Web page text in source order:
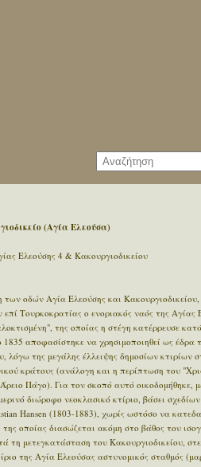
(Αγία Ελεούσα)
Ελεούσης 4 & Κακουργιοδικείου
οδών Αγία Ελεούσης και
επί Τουρκοκρατίας ο ενοριακός ναός της Αγίας
της οποίας η στέγη κατέρρευσε
αποφασίστηκε να χρησιμοποιηθεί ως έδρα
λόγω της μεγάλης έλλειψης δημοσίων κτιρίων
κράτους (ανάλογη και η περίπτωση του
Πάγο). Για τον σκοπό αυτό οικοδομήθηκε,
διώροφο νεοκλασικό κτίριο, βάσει
Hansen (1803-1883), χωρίς ωστόσο να
της οποίας διασώζεται ακόμη στο βάθος του
τη μετεγκατάσταση του Κακουργιοδικείου,
της Αγία Ελεούσας αστυνομικός σταθμός